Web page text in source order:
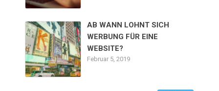
AB WANN LOHNT SICH
WERBUNG FÜR EINE
WEBSITE?
Februar 5, 2019